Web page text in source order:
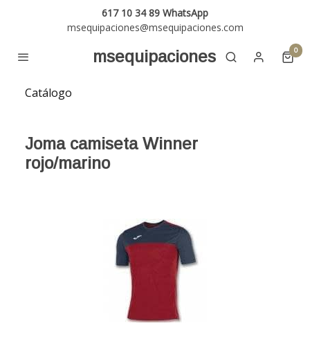
617 10 34 89 WhatsApp
msequipaciones@msequipaciones.com
msequipaciones 0
Catálogo
Joma camiseta Winner
rojo/marino